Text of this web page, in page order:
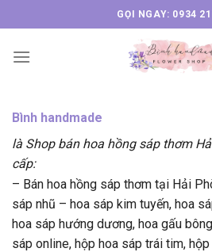
to
content
GỌI NGAY: 0934
Bình handmade
là Shop bán hoa hồng sáp thơm
cấp:
– Bán hoa hồng sáp thơm tại Hải
sáp nhũ – hoa sáp kim tuyến, hoa
hoa sáp hướng dương, hoa gấu
sáp online, hộp hoa sáp trái tim,